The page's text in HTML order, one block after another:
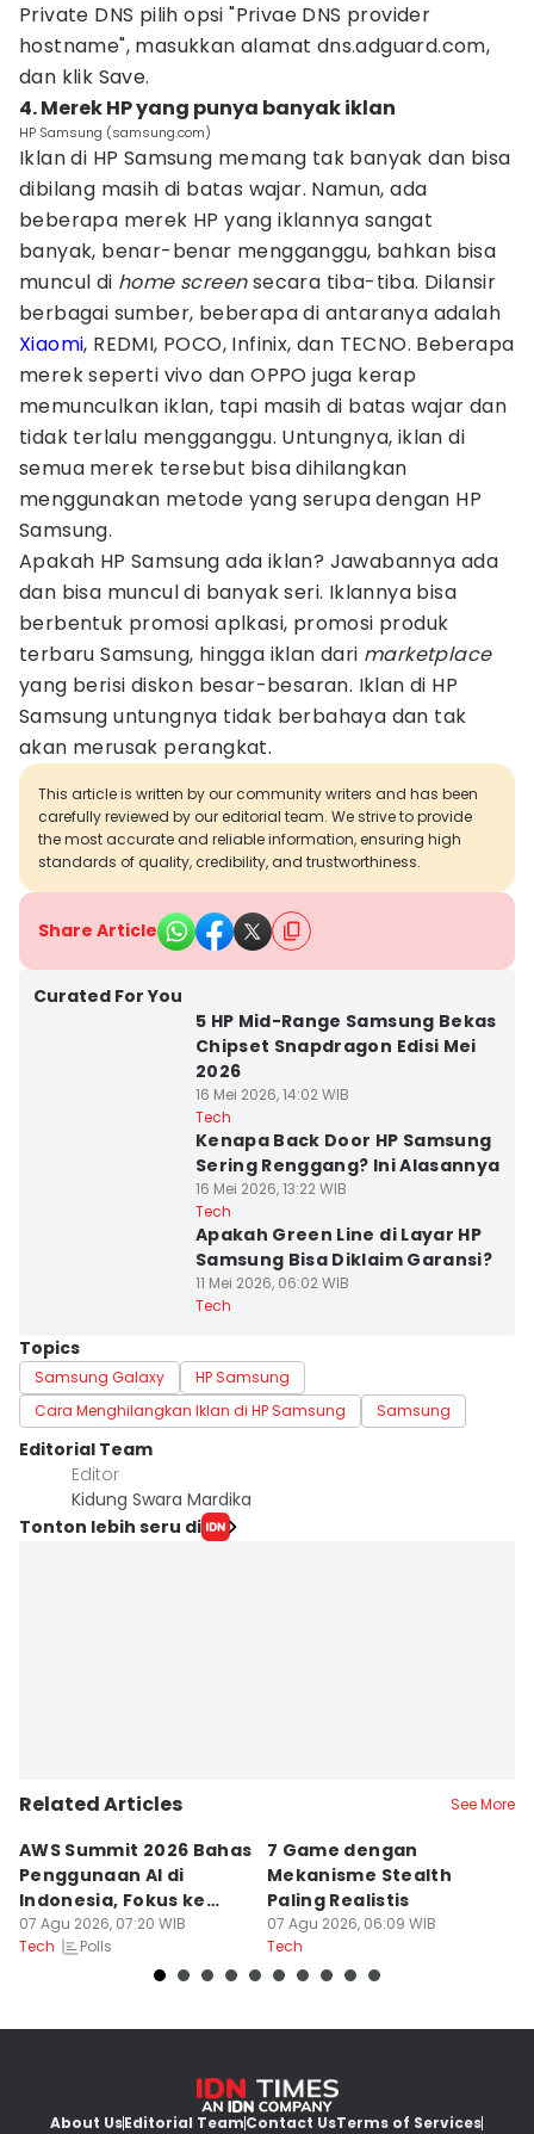
Private DNS pilih opsi "Privae DNS provider
hostname", masukkan alamat dns.adguard.com,
dan klik Save.
4. Merek HP yang punya banyak iklan
HP Samsung (samsung.com)
Iklan di HP Samsung memang tak banyak dan bisa
dibilang masih di batas wajar. Namun, ada
beberapa merek HP yang iklannya sangat
banyak, benar-benar mengganggu, bahkan bisa
muncul di home screensecara tiba-tiba. Dilansir
berbagai sumber, beberapa di antaranya adalah
Xiaomi, REDMI, POCO, Infinix, dan TECNO. Beberapa
merek seperti vivo dan OPPO juga kerap
memunculkan iklan, tapi masih di batas wajar dan
tidak terlalu mengganggu. Untungnya, iklan di
semua merek tersebut bisa dihilangkan
menggunakan metode yang serupa dengan HP
Samsung.
Apakah HP Samsung ada iklan? Jawabannya ada
dan bisa muncul di banyak seri. Iklannya bisa
berbentuk promosi aplkasi, promosi produk
terbaru Samsung, hingga iklan dari marketplace
yang berisi diskon besar-besaran. Iklan di HP
Samsung untungnya tidak berbahaya dan tak
akan merusak perangkat.
This article is written by our community writers and has been
carefully reviewed by our editorial team. We strive to provide
the most accurate and reliable information, ensuring high
standards of quality, credibility, and trustworthiness.
Share Article
Curated For You
5 HP Mid-Range Samsung Bekas
Chipset Snapdragon Edisi Mei
2026
16 Mei 2026, 14:02 WIB
Tech
Kenapa Back Door HP Samsung
Sering Renggang? Ini Alasannya
16 Mei 2026, 13:22 WIB
Tech
Apakah Green Line di Layar HP
Samsung Bisa Diklaim Garansi?
11 Mei 2026, 06:02 WIB
Tech
Topics
Samsung Galaxy
HP Samsung
Cara Menghilangkan Iklan di HP Samsung
Samsung
Editorial Team
Editor
Kidung Swara Mardika
Tonton lebih seru di
Related Articles See More
AWS Summit 2026 Bahas
Penggunaan AI di
Indonesia, Fokus ke
Dampak
07 Agu 2026, 07:20 WIB
Tech
Polls
7 Game dengan
Mekanisme Stealth
Paling Realistis
07 Agu 2026, 06:09 WIB
Tech
About UsEditorial TeamContact UsTerms of Services